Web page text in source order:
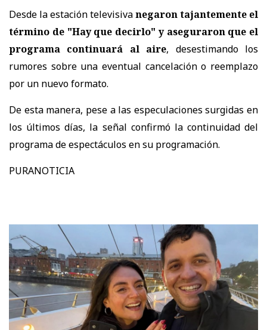
Desde la estación televisivanegaron tajantemente el
término de "Hay que decirlo" y aseguraron que el
programa continuará al aire, desestimando los
rumores sobre una eventual cancelación o reemplazo
por un nuevo formato.
De esta manera, pese a las especulaciones surgidas en
los últimos días, la señal confirmó la continuidad del
programa de espectáculos en su programación.
PURANOTICIA